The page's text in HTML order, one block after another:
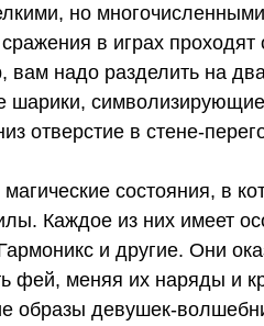
но
в играх
надо разделить на
шарики,
отверстие в стене-
состояния, в
Каждое из них имеет
и другие. Они
фей, меняя их наряды и
образы девушек-